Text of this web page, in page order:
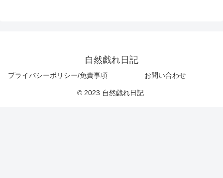
自然戯れ日記
プライバシーポリシー/免責事項 お問い合わせ
© 2023 自然戯れ日記.